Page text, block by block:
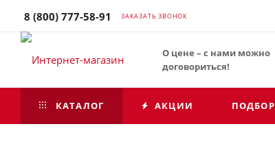
8 (800) 777-58-91 ЗАКАЗАТЬ ЗВОНОК
О цене – с нами можно
договориться!
КАТАЛОГ АКЦИИ